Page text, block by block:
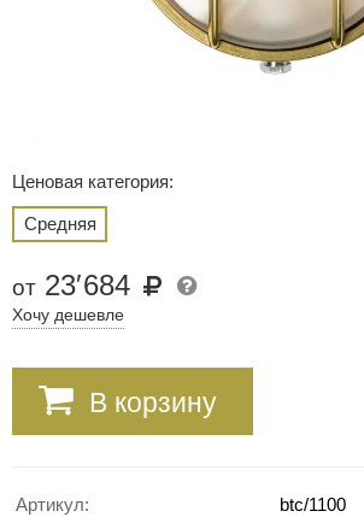
Ценовая категория:
Средняя
от 23′684
Хочу дешевле
В корзину
Артикул: btc/1100